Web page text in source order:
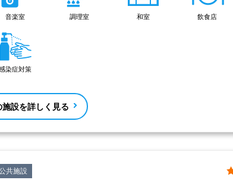
音楽室 調理室 和室 飲食店
染症対策
施設を詳しく見る
共施設